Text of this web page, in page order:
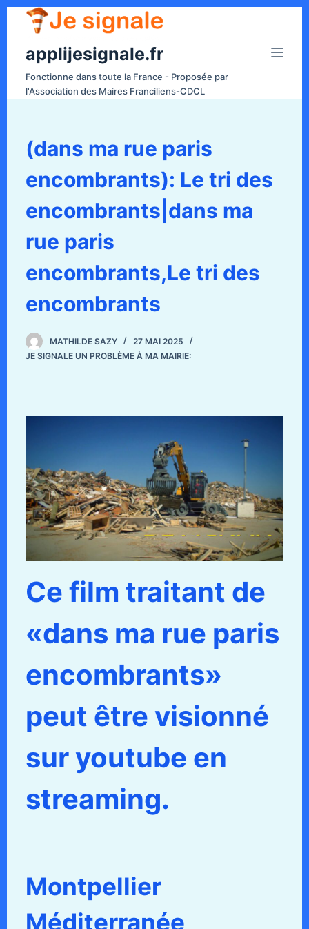
applijesignale.fr
Fonctionne dans toute la France - Proposée par
l'Association des Maires Franciliens-CDCL
(dans ma rue paris
encombrants): Le tri des
encombrants|dans ma
rue paris
encombrants,Le tri des
encombrants
MATHILDE SAZY
27 MAI 2025
JE SIGNALE UN PROBLÈME À MA MAIRIE:
Ce film traitant de
«dans ma rue paris
encombrants»
peut être visionné
sur youtube en
streaming.
Montpellier
Méditerranée